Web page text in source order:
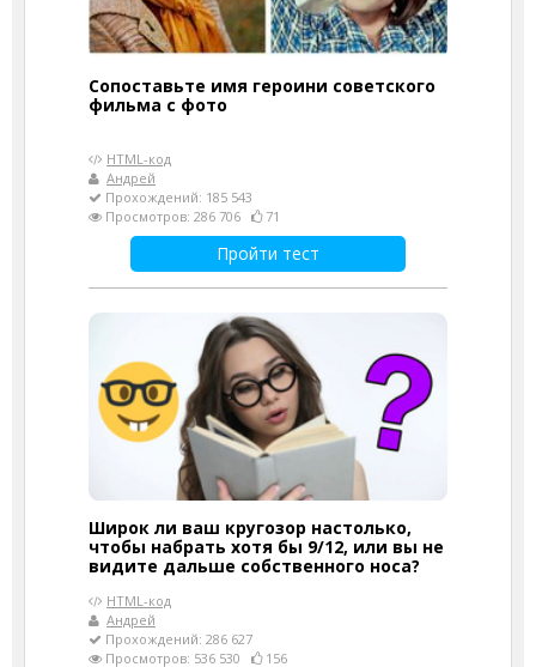
Сопоставьте имя героини советского
фильма с фото
HTML-код
Андрей
Прохождений: 185 543
Просмотров: 286 706
71
Пройти тест
Широк ли ваш кругозор настолько,
чтобы набрать хотя бы 9/12, или вы не
видите дальше собственного носа?
HTML-код
Андрей
Прохождений: 286 627
Просмотров: 536 530
156